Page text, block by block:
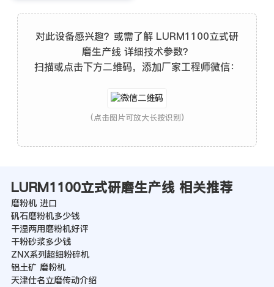
对此设备感兴趣？或需了解 LURM1100立式研
磨生产线 详细技术参数？
扫描或点击下方二维码，添加厂家工程师微信：
(点击图片可放大长按识别)
LURM1100立式研磨生产线 相关推荐
磨粉机 进口
矾石磨粉机多少钱
干湿两用磨粉机好评
干粉砂浆多少钱
ZNX系列超细粉碎机
铝土矿 磨粉机
天津仕名立磨传动介绍